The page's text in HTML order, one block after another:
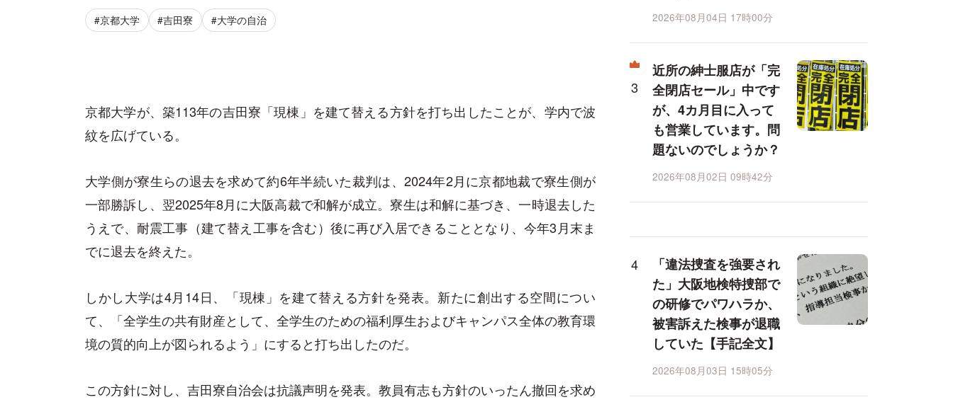
#京都大学 #吉田寮 #大学の自治
京都大学が、築113年の吉田寮「現棟」を建て替える方針を打ち出したことが、学内で波
紋を広げている。
大学側が寮生らの退去を求めて約6年半続いた裁判は、2024年2月に京都地裁で寮生側が
一部勝訴し、翌2025年8月に大阪高裁で和解が成立。寮生は和解に基づき、一時退去した
うえで、耐震工事（建て替え工事を含む）後に再び入居できることとなり、今年3月末ま
でに退去を終えた。
しかし大学は4月14日、「現棟」を建て替える方針を発表。新たに創出する空間につい
て、「全学生の共有財産として、全学生のための福利厚生およびキャンパス全体の教育環
境の質的向上が図られるよう」にすると打ち出したのだ。
この方針に対し、吉田寮自治会は抗議声明を発表。教員有志も方針のいったん撤回を求め
2026年08月04日 17時00分
近所の紳士服店が「完
全閉店セール」中です
が、4カ月目に入って
も営業しています。問
題ないのでしょうか？
2026年08月02日 09時42分
「違法捜査を強要され
た」大阪地検特捜部で
の研修でパワハラか、
被害訴えた検事が退職
していた【手記全文】
2026年08月03日 15時05分